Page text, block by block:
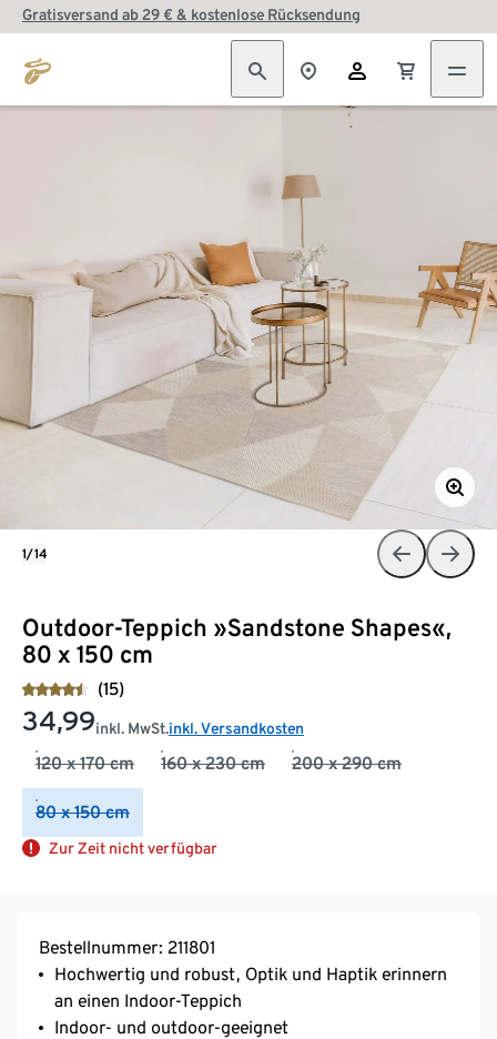
Gratisversand ab 29 € & kostenlose Rücksendung
Outdoor-Teppich »Sandstone Shapes«,
80 x 150 cm
(15)
34,99inkl. MwSt.inkl. Versandkosten
120 x 170 cm 160 x 230 cm 200 x 290 cm
80 x 150 cm
Zur Zeit nicht verfügbar
1/14
Bestellnummer: 211801
Hochwertig und robust, Optik und Haptik erinnern
an einen Indoor-Teppich
Indoor- und outdoor-geeignet